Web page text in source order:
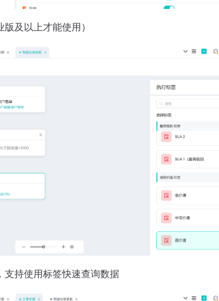
及以上才能使用）
支持使用标签快速查询数据